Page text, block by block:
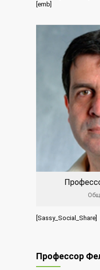
[emb]
[Sassy_Social_Share]
Профессор